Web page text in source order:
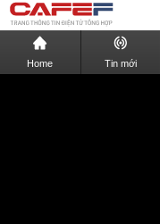
Home Tin mới